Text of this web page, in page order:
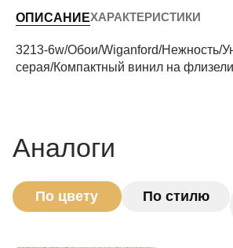
Периметр комнаты (м)
ОПИСАНИЕХАРАКТЕРИСТИКИ
3213-6w/Обои/Wiganford/Нежность/
серая/Компактный винил на
Аналоги
По цвету По стилю